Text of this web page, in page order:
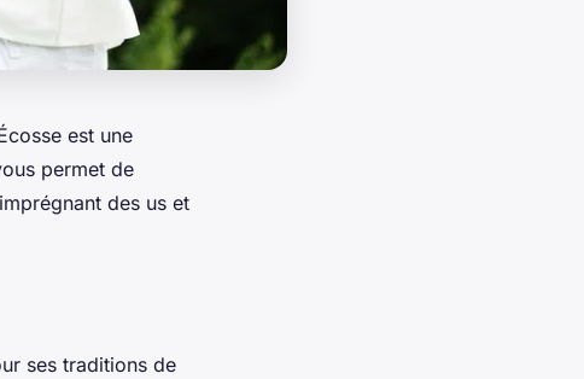
est une
permet de
des us et
ses traditions de